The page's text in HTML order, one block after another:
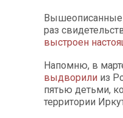
Вышеописанные
раз
выстроен
Напомню, в
выдворили из
пятью детьми,
территории